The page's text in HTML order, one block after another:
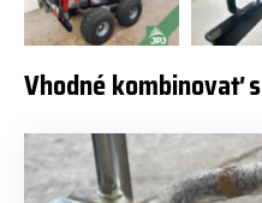
Vhodné kombinovať s